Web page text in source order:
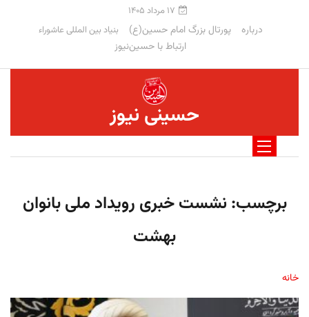
۱۷ مرداد ۱۴۰۵
درباره پورتال بزرگ امام حسین(ع) بنیاد بین المللی عاشوراء
ارتباط با حسین‌نیوز
حسینی نیوز
برچسب: نشست خبری رویداد ملی بانوان
بهشت
خانه